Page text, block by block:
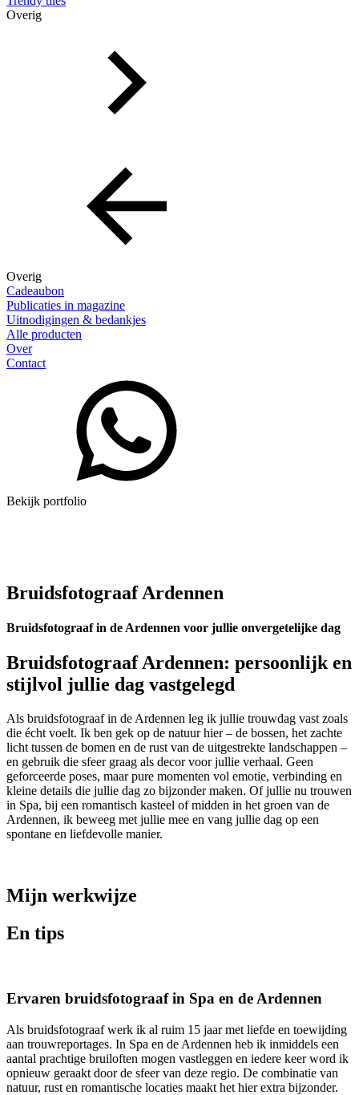
Overig
Overig
Cadeaubon
Publicaties in magazine
Uitnodigingen & bedankjes
Alle producten
Over
Contact
Bekijk portfolio
Bruidsfotograaf Ardennen
Bruidsfotograaf in de Ardennen voor jullie onvergetelijke dag
Bruidsfotograaf Ardennen: persoonlijk en
stijlvol jullie dag vastgelegd
Als bruidsfotograaf in de Ardennen leg ik jullie trouwdag vast zoals
die écht voelt. Ik ben gek op de natuur hier – de bossen, het zachte
licht tussen de bomen en de rust van de uitgestrekte landschappen –
en gebruik die sfeer graag als decor voor jullie verhaal. Geen
geforceerde poses, maar pure momenten vol emotie, verbinding en
kleine details die jullie dag zo bijzonder maken. Of jullie nu trouwen
in Spa, bij een romantisch kasteel of midden in het groen van de
Ardennen, ik beweeg met jullie mee en vang jullie dag op een
spontane en liefdevolle manier.
Mijn werkwijze
En tips
Ervaren bruidsfotograaf in Spa en de Ardennen
Als bruidsfotograaf werk ik al ruim 15 jaar met liefde en toewijding
aan trouwreportages. In Spa en de Ardennen heb ik inmiddels een
aantal prachtige bruiloften mogen vastleggen en iedere keer word ik
opnieuw geraakt door de sfeer van deze regio. De combinatie van
natuur, rust en romantische locaties maakt het hier extra bijzonder.